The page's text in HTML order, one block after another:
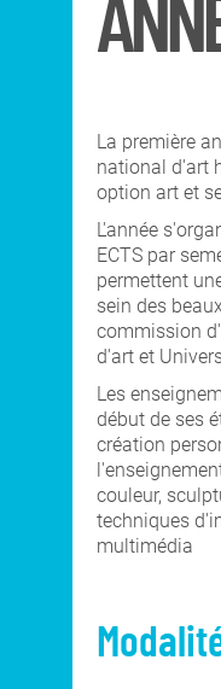
Co-Diplôme Nantes
Université
COURS
OPEN SCHOOL
CONTACTS
La première
national d'art
option art et
L'année
ECTS par
permettent
sein des
commission
d'art et
Les
début de ses
création
couleur,
techniques
multimédia